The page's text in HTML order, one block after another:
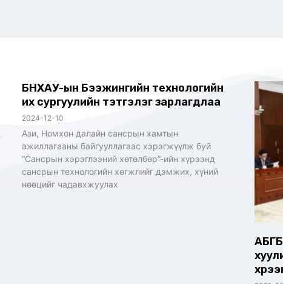
БНХАУ-ын Бээжингийн технологийн
их сургуулийн тэтгэлэг зарлагдлаа
2024-12-10
Ази, Номхон далайн сансрын хамтын
ажиллагааны байгууллагаас хэрэгжүүлж буй
“Сансрын хэрэглээний хөтөлбөр”-ийн хүрээнд
сансрын технологийн хөгжлийг дэмжих, хүний
нөөцийг чадавхжуулах